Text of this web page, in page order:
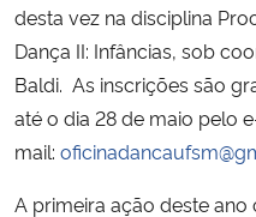
Ministério do Turismo
Ministério do Desenvolvimento
Controladoria-Geral da União
desta vez na disciplina
Dança II: Infâncias, sob
Baldi. As inscrições são
até o dia 28 de maio pelo
mail:
A primeira ação deste